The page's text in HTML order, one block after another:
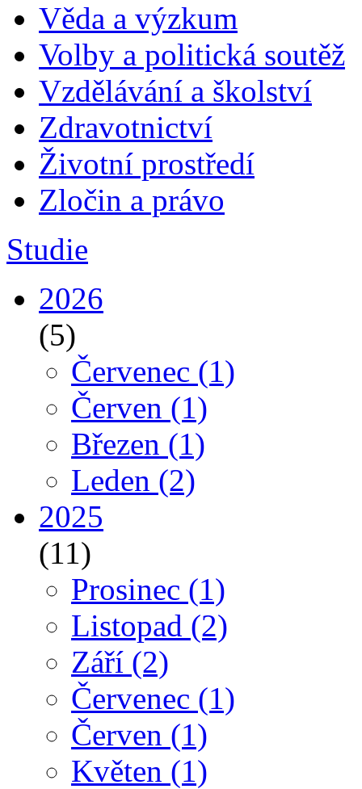
Věda a výzkum
Volby a politická soutěž
Vzdělávání a školství
Zdravotnictví
Životní prostředí
Zločin a právo
Studie
2026
(5)
Červenec (1)
Červen (1)
Březen (1)
Leden (2)
2025
(11)
Prosinec (1)
Listopad (2)
Září (2)
Červenec (1)
Červen (1)
Květen (1)